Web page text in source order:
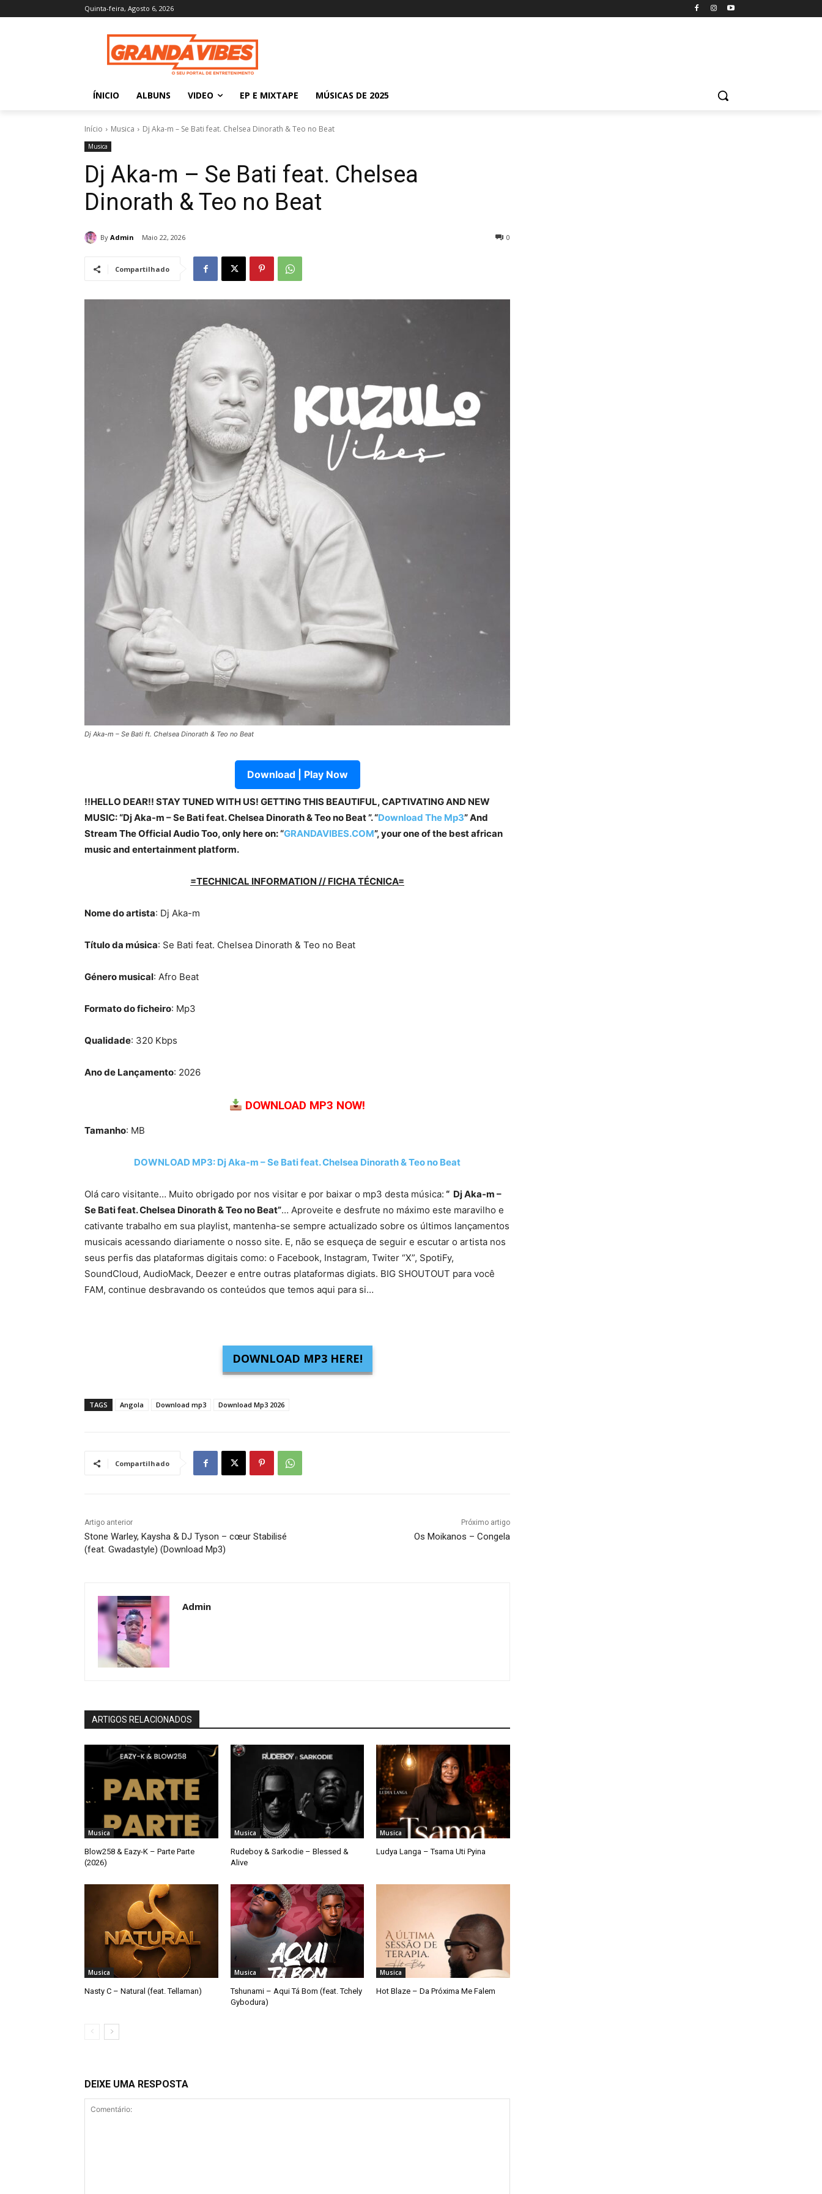
Quinta-feira, Agosto 6, 2026
ÍNICIO ALBUNS VIDEO EP E MIXTAPE MÚSICAS DE 2025
Início Musica Dj Aka-m – Se Bati feat. Chelsea Dinorath & Teo no Beat
Musica
Dj Aka-m – Se Bati feat. Chelsea
Dinorath & Teo no Beat
By Admin Maio 22, 2026 0
Compartilhado
Dj Aka-m – Se Bati ft. Chelsea Dinorath & Teo no Beat
Download | Play Now
!!HELLO DEAR!! STAY TUNED WITH US! GETTING THIS BEAUTIFUL, CAPTIVATING AND NEW
MUSIC: “Dj Aka-m – Se Bati feat. Chelsea Dinorath & Teo no Beat ”. “Download The Mp3”And
Stream The Official Audio Too, only here on: “GRANDAVIBES.COM”, your one of the best african
music and entertainment platform.
=TECHNICAL INFORMATION // FICHA TÉCNICA=
Nome do artista: Dj Aka-m
Título da música: Se Bati feat. Chelsea Dinorath & Teo no Beat
Género musical: Afro Beat
Formato do ficheiro: Mp3
Qualidade: 320 Kbps
Ano de Lançamento: 2026
DOWNLOAD MP3 NOW!
Tamanho: MB
DOWNLOAD MP3: Dj Aka-m – Se Bati feat. Chelsea Dinorath & Teo no Beat
Olá caro visitante… Muito obrigado por nos visitar e por baixar o mp3 desta música: “ Dj Aka-m –
Se Bati feat. Chelsea Dinorath & Teo no Beat”… Aproveite e desfrute no máximo este maravilho e
cativante trabalho em sua playlist, mantenha-se sempre actualizado sobre os últimos lançamentos
musicais acessando diariamente o nosso site. E, não se esqueça de seguir e escutar o artista nos
seus perfis das plataformas digitais como: o Facebook, Instagram, Twiter “X”, SpotiFy,
SoundCloud, AudioMack, Deezer e entre outras plataformas digiats. BIG SHOUTOUT para você
FAM, continue desbravando os conteúdos que temos aqui para si…
DOWNLOAD MP3 HERE!
TAGS Angola Download mp3 Download Mp3 2026
Compartilhado
Artigo anterior
Stone Warley, Kaysha & DJ Tyson – cœur Stabilisé
(feat. Gwadastyle) (Download Mp3)
Próximo artigo
Os Moikanos – Congela
Admin
ARTIGOS RELACIONADOS
Musica
Blow258 & Eazy-K – Parte Parte
(2026)
Musica
Rudeboy & Sarkodie – Blessed &
Alive
Musica
Ludya Langa – Tsama Uti Pyina
Musica
Nasty C – Natural (feat. Tellaman)
Musica
Tshunami – Aqui Tá Bom (feat. Tchely
Gybodura)
Musica
Hot Blaze – Da Próxima Me Falem
DEIXE UMA RESPOSTA